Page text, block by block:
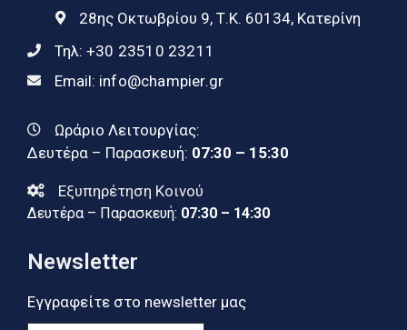
28ης Οκτωβρίου 9, Τ.Κ. 60134, Κατερίνη
Τηλ: +30 23510 23211
Email: info@champier.gr
Ωράριο Λειτουργίας:
Δευτέρα – Παρασκευή: 07:30 – 15:30
Εξυπηρέτηση Κοινού
Δευτέρα – Παρασκευή: 07:30 – 14:30
Newsletter
Εγγραφείτε στο newsletter μας